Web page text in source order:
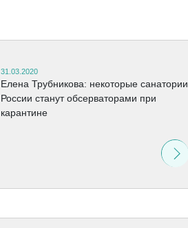
31.03.2020
Елена Трубникова: некоторые санатории
России станут обсерваторами при
карантине